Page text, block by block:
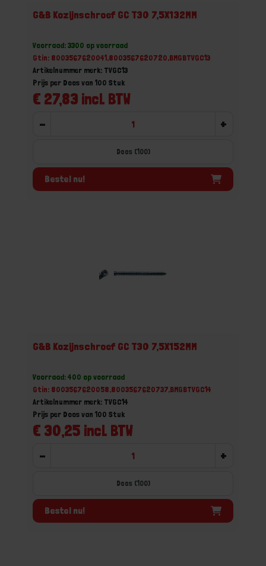
G&B Kozijnschroef GC T30 7,5X132MM
Voorraad: 3300 op voorraad
Gtin: 8003567620041,8003567620720,BMGBTVGC13
Artikelnummer merk: TVGC13
€ 27,83 incl. BTW
Prijs per Doos van 100 Stuk
- +
Doos (100)
Bestel nu!
G&B Kozijnschroef GC T30 7,5X152MM
Voorraad: 400 op voorraad
Gtin: 8003567620058,8003567620737,BMGBTVGC14
Artikelnummer merk: TVGC14
€ 30,25 incl. BTW
Prijs per Doos van 100 Stuk
- +
Doos (100)
Bestel nu!